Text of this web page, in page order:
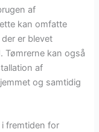
af
kan omfatte
er blevet
Tømrerne kan også
af
og samtidig
i fremtiden for